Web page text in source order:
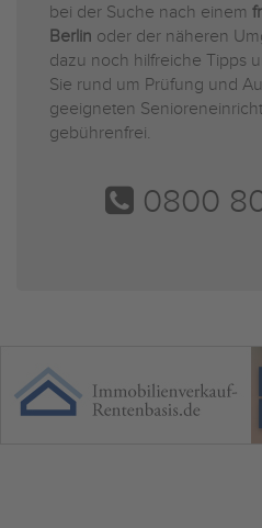
bei der Suche nach einem
Berlin oder der näheren
dazu noch hilfreiche Tipps
Sie rund um Prüfung und
geeigneten
gebührenfrei.
0800